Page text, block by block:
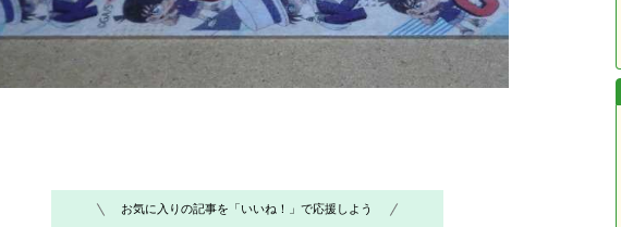
お気に入りの記事を「いいね！」で応援しよう